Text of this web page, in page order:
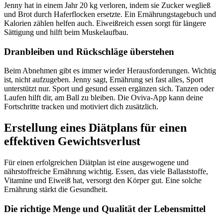
Jenny hat in einem Jahr 20 kg verloren, indem sie Zucker wegließ
und Brot durch Haferflocken ersetzte. Ein Ernährungstagebuch und
Kalorien zählen helfen auch. Eiweißreich essen sorgt für längere
Sättigung und hilft beim Muskelaufbau.
Dranbleiben und Rückschläge überstehen
Beim Abnehmen gibt es immer wieder Herausforderungen. Wichtig
ist, nicht aufzugeben. Jenny sagt, Ernährung sei fast alles, Sport
unterstützt nur. Sport und gesund essen ergänzen sich. Tanzen oder
Laufen hilft dir, am Ball zu bleiben. Die Oviva-App kann deine
Fortschritte tracken und motiviert dich zusätzlich.
Erstellung eines Diätplans für einen
effektiven Gewichtsverlust
Für einen erfolgreichen Diätplan ist eine ausgewogene und
nährstoffreiche Ernährung wichtig. Essen, das viele Ballaststoffe,
Vitamine und Eiweiß hat, versorgt den Körper gut. Eine solche
Ernährung stärkt die Gesundheit.
Die richtige Menge und Qualität der Lebensmittel